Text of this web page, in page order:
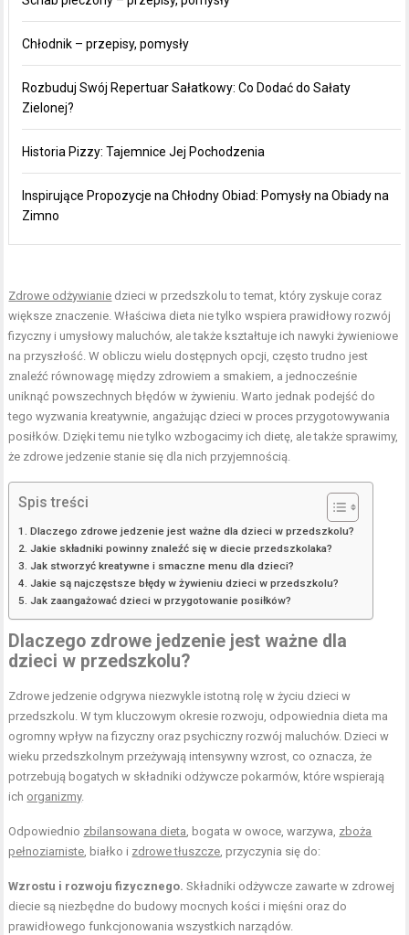
Chłodnik – przepisy, pomysły
Rozbuduj Swój Repertuar Sałatkowy: Co Dodać do Sałaty
Zielonej?
Historia Pizzy: Tajemnice Jej Pochodzenia
Inspirujące Propozycje na Chłodny Obiad: Pomysły na Obiady na
Zimno
Zdrowe odżywianie dzieci w przedszkolu to temat, który zyskuje coraz
większe znaczenie. Właściwa dieta nie tylko wspiera prawidłowy rozwój
fizyczny i umysłowy maluchów, ale także kształtuje ich nawyki żywieniowe
na przyszłość. W obliczu wielu dostępnych opcji, często trudno jest
znaleźć równowagę między zdrowiem a smakiem, a jednocześnie
uniknąć powszechnych błędów w żywieniu. Warto jednak podejść do
tego wyzwania kreatywnie, angażując dzieci w proces przygotowywania
posiłków. Dzięki temu nie tylko wzbogacimy ich dietę, ale także sprawimy,
że zdrowe jedzenie stanie się dla nich przyjemnością.
Spis treści
Dlaczego zdrowe jedzenie jest ważne dla dzieci w przedszkolu?
Jakie składniki powinny znaleźć się w diecie przedszkolaka?
Jak stworzyć kreatywne i smaczne menu dla dzieci?
Jakie są najczęstsze błędy w żywieniu dzieci w przedszkolu?
Jak zaangażować dzieci w przygotowanie posiłków?
Dlaczego zdrowe jedzenie jest ważne dla
dzieci w przedszkolu?
Zdrowe jedzenie odgrywa niezwykle istotną rolę w życiu dzieci w
przedszkolu. W tym kluczowym okresie rozwoju, odpowiednia dieta ma
ogromny wpływ na fizyczny oraz psychiczny rozwój maluchów. Dzieci w
wieku przedszkolnym przeżywają intensywny wzrost, co oznacza, że
potrzebują bogatych w składniki odżywcze pokarmów, które wspierają
ich organizmy.
Odpowiednio zbilansowana dieta, bogata w owoce, warzywa, zboża
pełnoziarniste, białko i zdrowe tłuszcze, przyczynia się do:
Wzrostu i rozwoju fizycznego. Składniki odżywcze zawarte w zdrowej
diecie są niezbędne do budowy mocnych kości i mięśni oraz do
prawidłowego funkcjonowania wszystkich narządów.